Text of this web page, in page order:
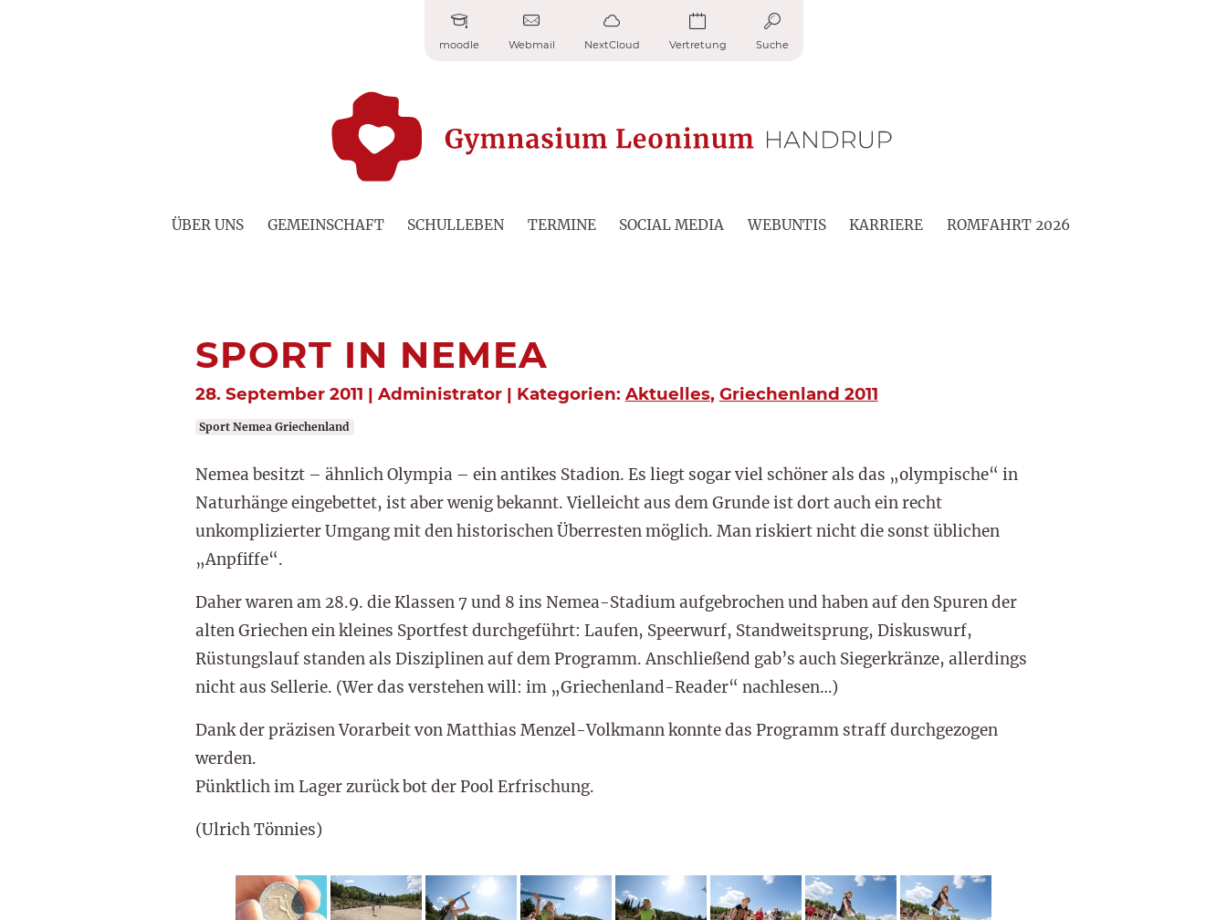
moodle Webmail NextCloud Vertretung Suche
ÜBER UNS GEMEINSCHAFT SCHULLEBEN TERMINE SOCIAL MEDIA WEBUNTIS KARRIERE ROMFAHRT 2026
SPORT IN NEMEA
28. September 2011 | Administrator | Kategorien: Aktuelles, Griechenland 2011
Sport Nemea Griechenland
Nemea besitzt – ähnlich Olympia – ein antikes Stadion. Es liegt sogar viel schöner als das „olympische“ in
Naturhänge eingebettet, ist aber wenig bekannt. Vielleicht aus dem Grunde ist dort auch ein recht
unkomplizierter Umgang mit den historischen Überresten möglich. Man riskiert nicht die sonst üblichen
„Anpfiffe“.
Daher waren am 28.9. die Klassen 7 und 8 ins Nemea-Stadium aufgebrochen und haben auf den Spuren der
alten Griechen ein kleines Sportfest durchgeführt: Laufen, Speerwurf, Standweitsprung, Diskuswurf,
Rüstungslauf standen als Disziplinen auf dem Programm. Anschließend gab’s auch Siegerkränze, allerdings
nicht aus Sellerie. (Wer das verstehen will: im „Griechenland-Reader“ nachlesen…)
Dank der präzisen Vorarbeit von Matthias Menzel-Volkmann konnte das Programm straff durchgezogen
werden.
Pünktlich im Lager zurück bot der Pool Erfrischung.
(Ulrich Tönnies)